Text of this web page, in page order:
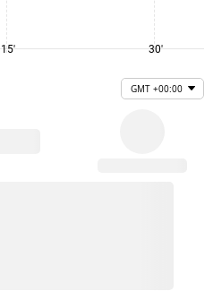
15' 30'
GMT +00:00